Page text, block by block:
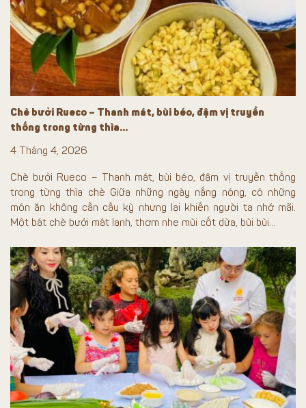
Chè bưởi Rueco – Thanh mát, bùi béo, đậm vị truyền
thống trong từng thìa…
4 Tháng 4, 2026
Chè bưởi Rueco – Thanh mát, bùi béo, đậm vị truyền thống
trong từng thìa chè Giữa những ngày nắng nóng, có những
món ăn không cần cầu kỳ nhưng lại khiến người ta nhớ mãi.
Một bát chè bưởi mát lạnh, thơm nhẹ mùi cốt dừa, bùi bùi...